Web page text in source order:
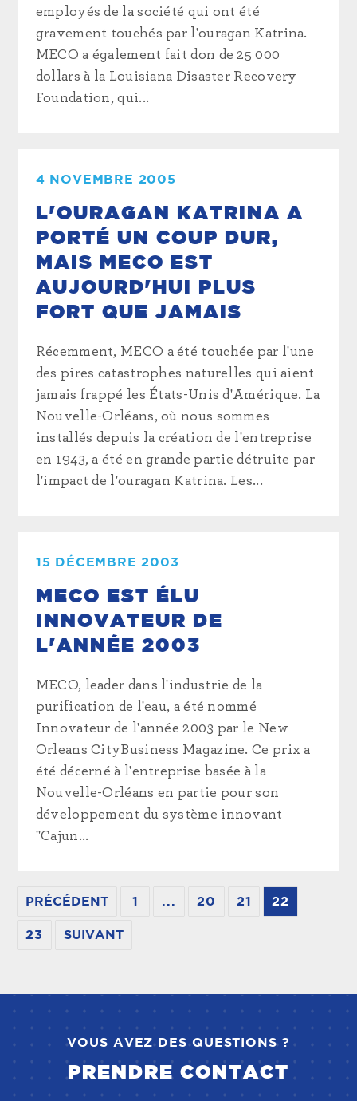
employés de la société qui ont été
gravement touchés par l'ouragan Katrina.
MECO a également fait don de 25 000
dollars à la Louisiana Disaster Recovery
Foundation, qui...
4 NOVEMBRE 2005
L'OURAGAN KATRINA A
PORTÉ UN COUP DUR,
MAIS MECO EST
AUJOURD'HUI PLUS
FORT QUE JAMAIS
Récemment, MECO a été touchée par l'une
des pires catastrophes naturelles qui aient
jamais frappé les États-Unis d'Amérique. La
Nouvelle-Orléans, où nous sommes
installés depuis la création de l'entreprise
en 1943, a été en grande partie détruite par
l'impact de l'ouragan Katrina. Les...
15 DÉCEMBRE 2003
MECO EST ÉLU
INNOVATEUR DE
L'ANNÉE 2003
MECO, leader dans l'industrie de la
purification de l'eau, a été nommé
Innovateur de l'année 2003 par le New
Orleans CityBusiness Magazine. Ce prix a
été décerné à l'entreprise basée à la
Nouvelle-Orléans en partie pour son
développement du système innovant
"Cajun...
PRÉCÉDENT 1 ... 20 21 22
23 SUIVANT
VOUS AVEZ DES QUESTIONS ?
PRENDRE CONTACT